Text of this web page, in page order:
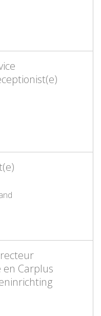
Carplus